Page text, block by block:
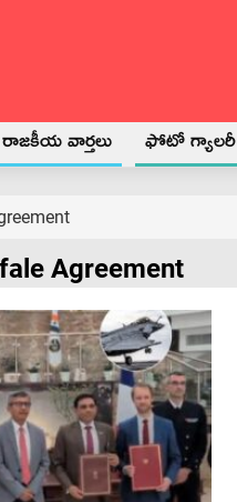
రాజకీయ వార్తలు ఫోటో గ్యాలరీ
Agreement